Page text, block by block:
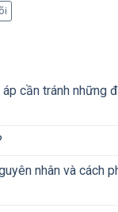
cần tránh những
nhân và cách